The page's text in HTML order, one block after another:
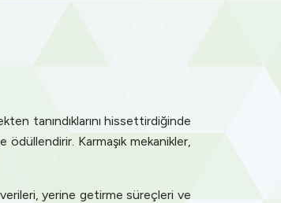
tanındıklarını hissettirdiğinde
ödüllendirir. Karmaşık mekanikler,
yerine getirme süreçleri ve